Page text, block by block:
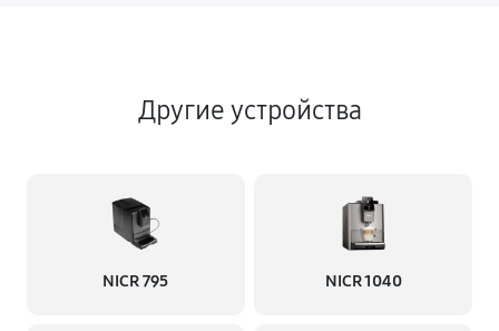
Другие устройства
NICR 795 NICR 1040